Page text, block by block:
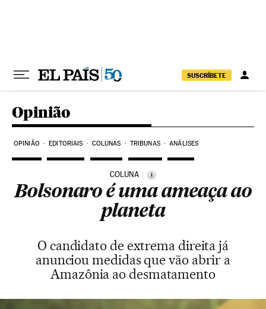
SUSCRÍBETE
Opinião
OPINIÃO EDITORIAIS COLUNAS TRIBUNAS ANÁLISES
COLUNA i
Bolsonaro é uma ameaça ao
planeta
O candidato de extrema direita já
anunciou medidas que vão abrir a
Amazônia ao desmatamento